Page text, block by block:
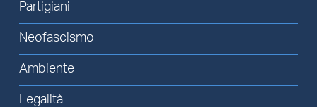
Partigiani
Neofascismo
Ambiente
Legalità